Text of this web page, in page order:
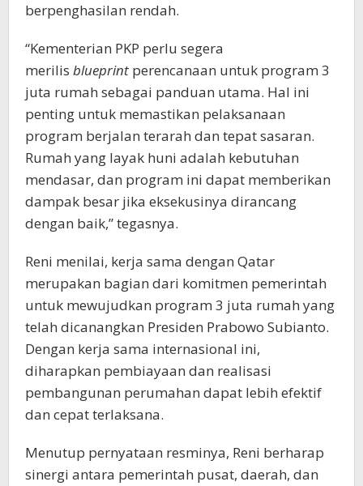
berpenghasilan rendah.
“Kementerian PKP perlu segera
merilis blueprint perencanaan untuk program 3
juta rumah sebagai panduan utama. Hal ini
penting untuk memastikan pelaksanaan
program berjalan terarah dan tepat sasaran.
Rumah yang layak huni adalah kebutuhan
mendasar, dan program ini dapat memberikan
dampak besar jika eksekusinya dirancang
dengan baik,” tegasnya.
Reni menilai, kerja sama dengan Qatar
merupakan bagian dari komitmen pemerintah
untuk mewujudkan program 3 juta rumah yang
telah dicanangkan Presiden Prabowo Subianto.
Dengan kerja sama internasional ini,
diharapkan pembiayaan dan realisasi
pembangunan perumahan dapat lebih efektif
dan cepat terlaksana.
Menutup pernyataan resminya, Reni berharap
sinergi antara pemerintah pusat, daerah, dan